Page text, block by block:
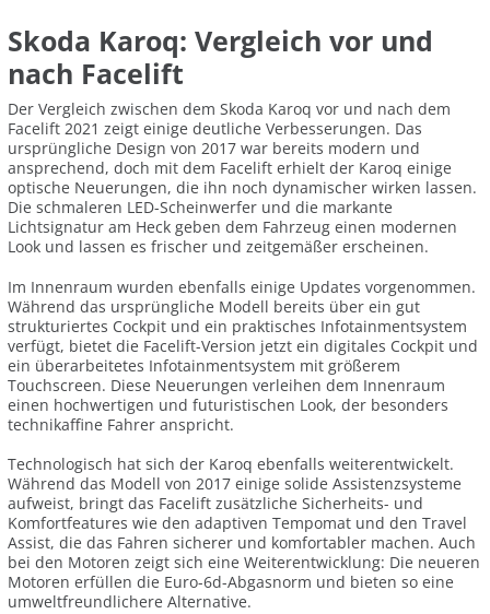
Skoda Karoq: Vergleich vor und
nach Facelift
Der Vergleich zwischen dem Skoda Karoq vor und nach dem
Facelift 2021 zeigt einige deutliche Verbesserungen. Das
ursprüngliche Design von 2017 war bereits modern und
ansprechend, doch mit dem Facelift erhielt der Karoq einige
optische Neuerungen, die ihn noch dynamischer wirken lassen.
Die schmaleren LED-Scheinwerfer und die markante
Lichtsignatur am Heck geben dem Fahrzeug einen modernen
Look und lassen es frischer und zeitgemäßer erscheinen.
Im Innenraum wurden ebenfalls einige Updates vorgenommen.
Während das ursprüngliche Modell bereits über ein gut
strukturiertes Cockpit und ein praktisches Infotainmentsystem
verfügt, bietet die Facelift-Version jetzt ein digitales Cockpit und
ein überarbeitetes Infotainmentsystem mit größerem
Touchscreen. Diese Neuerungen verleihen dem Innenraum
einen hochwertigen und futuristischen Look, der besonders
technikaffine Fahrer anspricht.
Technologisch hat sich der Karoq ebenfalls weiterentwickelt.
Während das Modell von 2017 einige solide Assistenzsysteme
aufweist, bringt das Facelift zusätzliche Sicherheits- und
Komfortfeatures wie den adaptiven Tempomat und den Travel
Assist, die das Fahren sicherer und komfortabler machen. Auch
bei den Motoren zeigt sich eine Weiterentwicklung: Die neueren
Motoren erfüllen die Euro-6d-Abgasnorm und bieten so eine
umweltfreundlichere Alternative.